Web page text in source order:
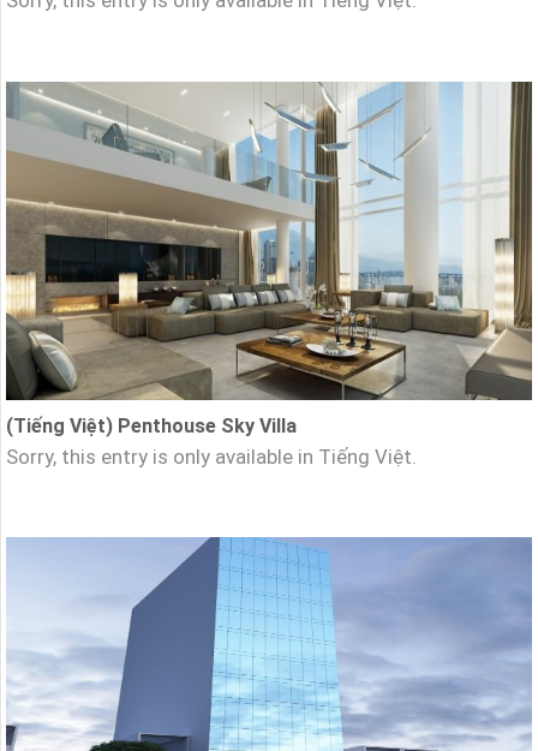
(Tiếng Việt) Penthouse Sky Villa
Sorry, this entry is only available in Tiếng Việt.